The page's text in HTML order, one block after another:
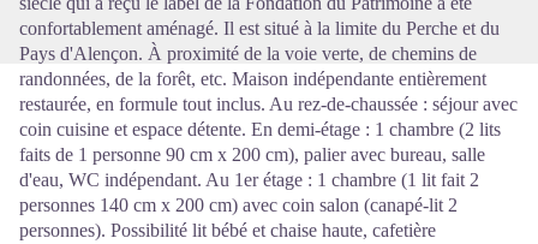
confortablement aménagé. Il est situé à la limite du Perche et du
Pays d'Alençon. À proximité de la voie verte, de chemins de
randonnées, de la forêt, etc. Maison indépendante entièrement
restaurée, en formule tout inclus. Au rez-de-chaussée : séjour avec
coin cuisine et espace détente. En demi-étage : 1 chambre (2 lits
faits de 1 personne 90 cm x 200 cm), palier avec bureau, salle
d'eau, WC indépendant. Au 1er étage : 1 chambre (1 lit fait 2
personnes 140 cm x 200 cm) avec coin salon (canapé-lit 2
personnes). Possibilité lit bébé et chaise haute, cafetière